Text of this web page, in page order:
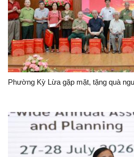
Phường Kỳ Lừa gặp mặt, tặng quà